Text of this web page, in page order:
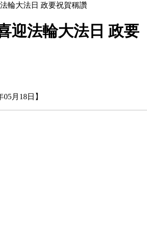
輪大法日 政要祝賀稱讚
迎法輪大法日 政要
05月18日】